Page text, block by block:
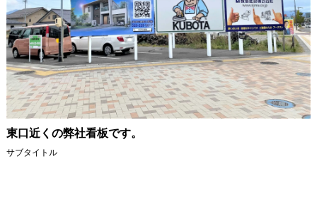
東口近くの弊社看板です。
サブタイトル